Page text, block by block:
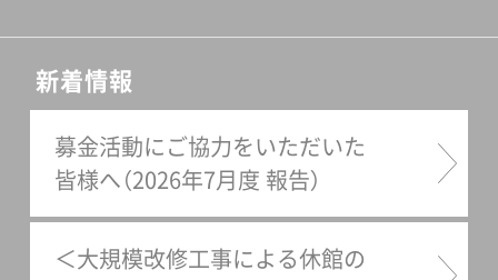
新着情報
募金活動にご協力をいただいた
皆様へ（2026年7月度 報告）
＜大規模改修工事による休館の